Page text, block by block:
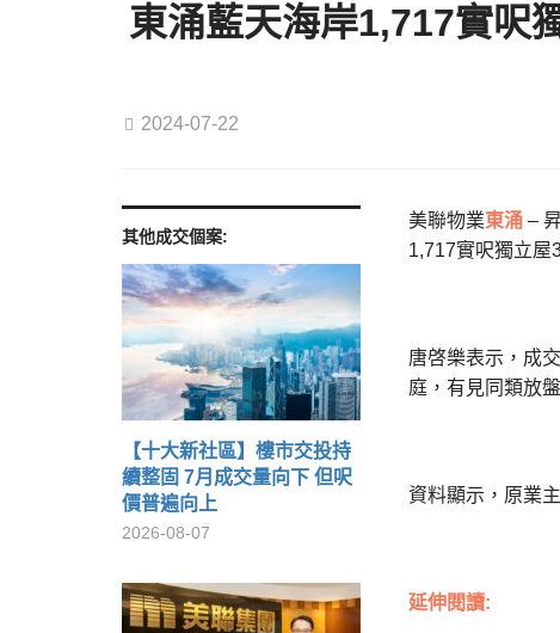
東涌藍天海岸1,717實呎
2024-07-22
其他成交個案:
【十大新社區】樓市交投持
續整固 7月成交量向下 但呎
價普遍向上
2026-08-07
美聯物業東涌 –
1,717實呎獨立屋
唐啓樂表示，成
庭，有見同類放
資料顯示，原業
延伸閱讀: